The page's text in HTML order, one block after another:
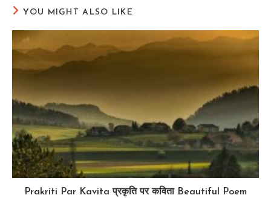
YOU MIGHT ALSO LIKE
Prakriti Par Kavita प्रकृति पर कविता Beautiful Poem